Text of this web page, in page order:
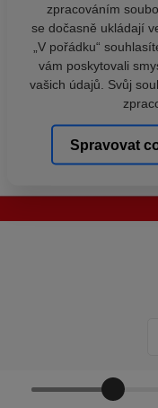
zpracováním
se dočasně ukládají
„V pořádku“
vám poskytovali
vašich údajů. Svůj
Spravovat